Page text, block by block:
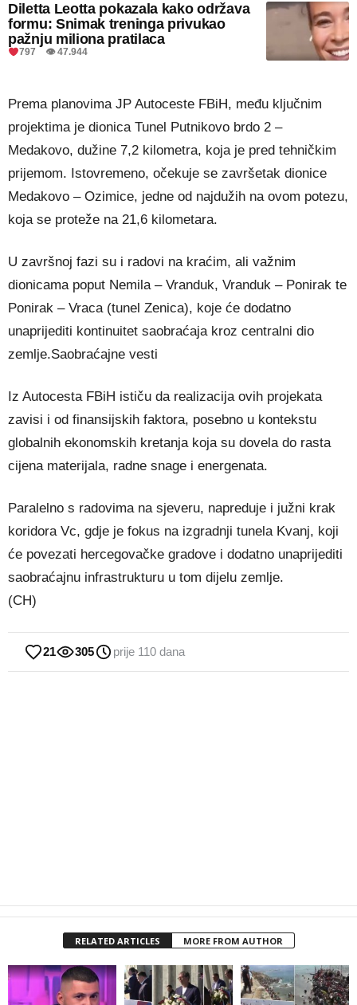
Diletta Leotta pokazala kako održava
formu: Snimak treninga privukao
pažnju miliona pratilaca
797 👁 47.944
Prema planovima JP Autoceste FBiH, među ključnim
projektima je dionica Tunel Putnikovo brdo 2 –
Medakovo, dužine 7,2 kilometra, koja je pred tehničkim
prijemom. Istovremeno, očekuje se završetak dionice
Medakovo – Ozimice, jedne od najdužih na ovom potezu,
koja se proteže na 21,6 kilometara.
U završnoj fazi su i radovi na kraćim, ali važnim
dionicama poput Nemila – Vranduk, Vranduk – Ponirak te
Ponirak – Vraca (tunel Zenica), koje će dodatno
unaprijediti kontinuitet saobraćaja kroz centralni dio
zemlje.Saobraćajne vesti
Iz Autocesta FBiH ističu da realizacija ovih projekata
zavisi i od finansijskih faktora, posebno u kontekstu
globalnih ekonomskih kretanja koja su dovela do rasta
cijena materijala, radne snage i energenata.
Paralelno s radovima na sjeveru, napreduje i južni krak
koridora Vc, gdje je fokus na izgradnji tunela Kvanj, koji
će povezati hercegovačke gradove i dodatno unaprijediti
saobraćajnu infrastrukturu u tom dijelu zemlje.
(CH)
21 305 prije 110 dana
RELATED ARTICLES MORE FROM AUTHOR